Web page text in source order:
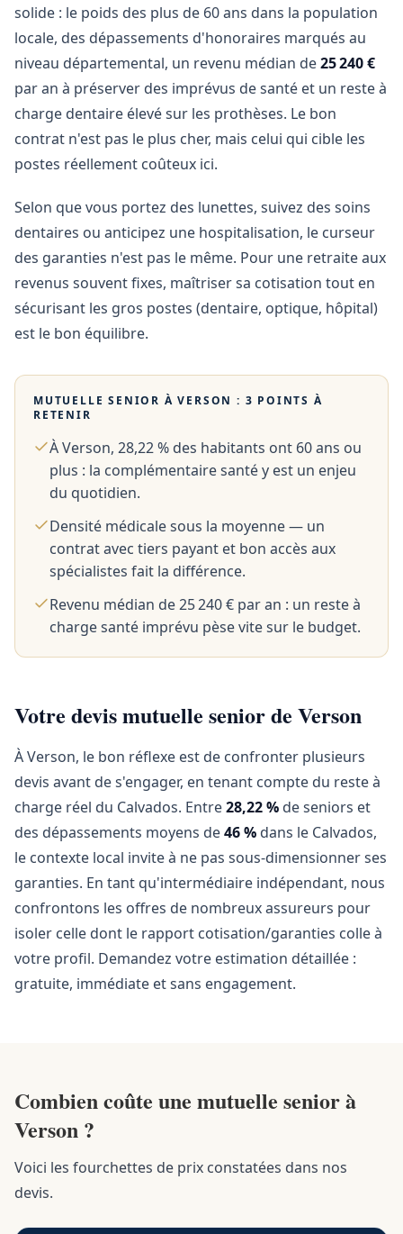
solide : le poids des plus de 60 ans dans la population
locale, des dépassements d'honoraires marqués au
niveau départemental, un revenu médian de25 240 €
par an à préserver des imprévus de santé et un reste à
charge dentaire élevé sur les prothèses. Le bon
contrat n'est pas le plus cher, mais celui qui cible les
postes réellement coûteux ici.
Selon que vous portez des lunettes, suivez des soins
dentaires ou anticipez une hospitalisation, le curseur
des garanties n'est pas le même. Pour une retraite aux
revenus souvent fixes, maîtriser sa cotisation tout en
sécurisant les gros postes (dentaire, optique, hôpital)
est le bon équilibre.
MUTUELLE SENIOR ÀVERSON : 3 POINTS À
RETENIR
À Verson, 28,22 % des habitants ont 60 ans ou
plus : la complémentaire santé y est un enjeu
du quotidien.
Densité médicale sous la moyenne — un
contrat avec tiers payant et bon accès aux
spécialistes fait la différence.
Revenu médian de 25 240 € par an : un reste à
charge santé imprévu pèse vite sur le budget.
Votre devis mutuelle senior de Verson
À Verson, le bon réflexe est de confronter plusieurs
devis avant de s'engager, en tenant compte du reste à
charge réel du Calvados. Entre28,22 % de seniors et
des dépassements moyens de46 % dans le Calvados,
le contexte local invite à ne pas sous-dimensionner ses
garanties. En tant qu'intermédiaire indépendant, nous
confrontons les offres de nombreux assureurs pour
isoler celle dont le rapport cotisation/garanties colle à
votre profil. Demandez votre estimation détaillée :
gratuite, immédiate et sans engagement.
Combien coûte une mutuelle senior à
Verson ?
Voici les fourchettes de prix constatées dans nos
devis.